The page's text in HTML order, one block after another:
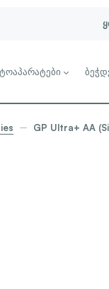
GP Ultra+ AA